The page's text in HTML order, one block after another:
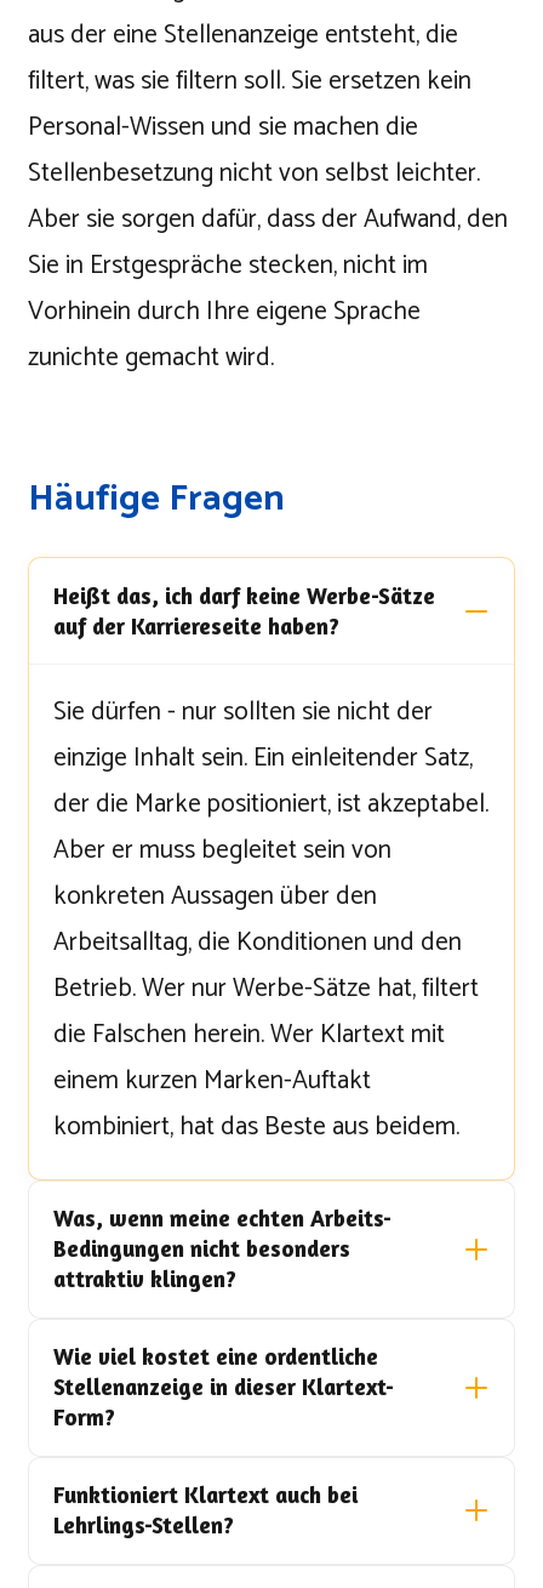
aus der eine Stellenanzeige entsteht, die
filtert, was sie filtern soll. Sie ersetzen kein
Personal-Wissen und sie machen die
Stellenbesetzung nicht von selbst leichter.
Aber sie sorgen dafür, dass der Aufwand, den
Sie in Erstgespräche stecken, nicht im
Vorhinein durch Ihre eigene Sprache
zunichte gemacht wird.
Häufige Fragen
Heißt das, ich darf keine Werbe-Sätze
auf der Karriereseite haben?
Sie dürfen - nur sollten sie nicht der
einzige Inhalt sein. Ein einleitender Satz,
der die Marke positioniert, ist akzeptabel.
Aber er muss begleitet sein von
konkreten Aussagen über den
Arbeitsalltag, die Konditionen und den
Betrieb. Wer nur Werbe-Sätze hat, filtert
die Falschen herein. Wer Klartext mit
einem kurzen Marken-Auftakt
kombiniert, hat das Beste aus beidem.
Was, wenn meine echten Arbeits-
Bedingungen nicht besonders
attraktiv klingen?
Wie viel kostet eine ordentliche
Stellenanzeige in dieser Klartext-
Form?
Funktioniert Klartext auch bei
Lehrlings-Stellen?